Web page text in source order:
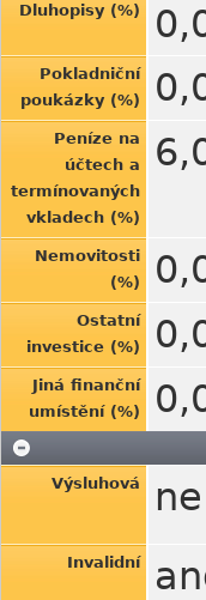
Dluhopisy (%)
Pokladniční
poukázky (%)
Peníze na
účtech a
termínovaných
vkladech (%)
Nemovitosti
(%)
Ostatní
investice (%)
Jiná finanční
umístění (%)
Výsluhová ne
Invalidní